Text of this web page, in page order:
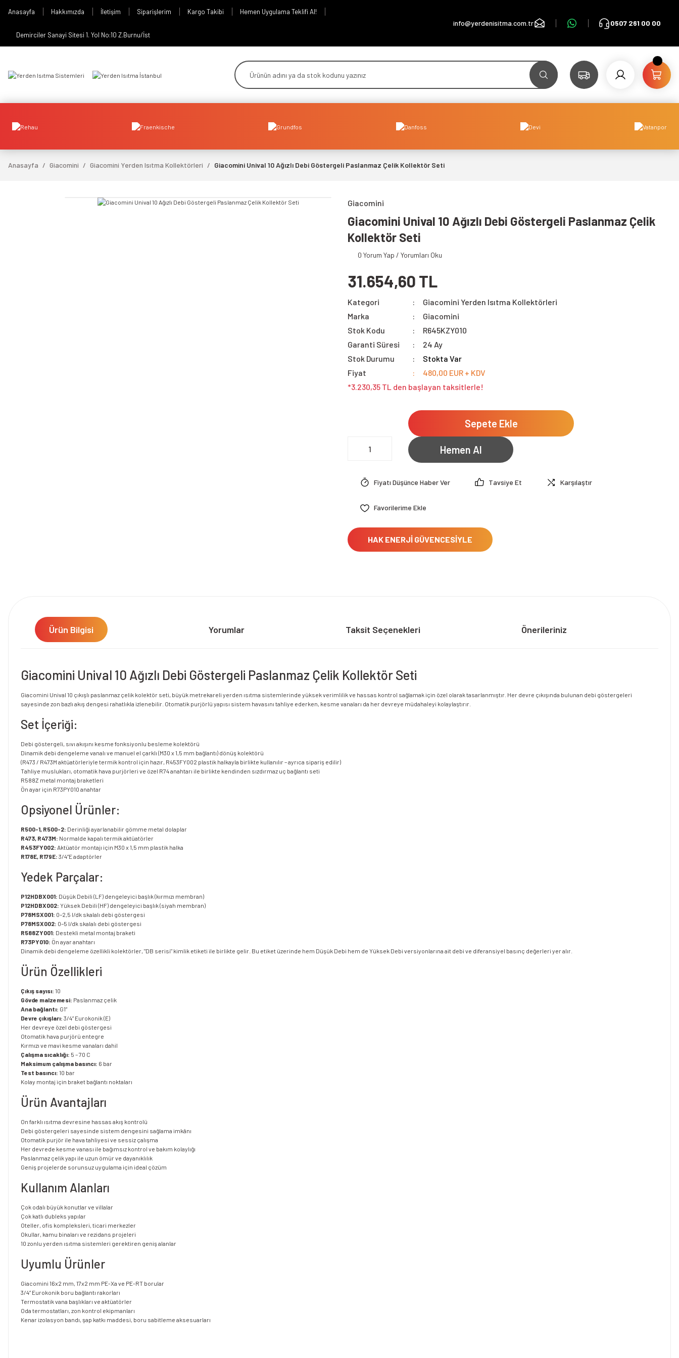
Anasayfa Hakkımızda İletişim Siparişlerim Kargo Takibi Hemen Uygulama Teklifi Al!
Demirciler Sanayi Sitesi 1. Yol No:10 Z.Burnu/İst
info@yerdenisitma.com.tr 0507 261 00 00
Anasayfa Giacomini Giacomini Yerden Isıtma Kollektörleri Giacomini Unival 10 Ağızlı Debi Göstergeli Paslanmaz Çelik Kollektör Seti
Giacomini
Giacomini Unival 10 Ağızlı Debi Göstergeli Paslanmaz Çelik
Kollektör Seti
0 Yorum Yap / Yorumları Oku
31.654,60 TL
Kategori
Giacomini Yerden Isıtma Kollektörleri
Marka
Giacomini
Stok Kodu
R645KZY010
Garanti Süresi
24 Ay
Stok Durumu
Stokta Var
Fiyat
480,00 EUR + KDV
*3.230,35 TL den başlayan taksitlerle!
Sepete Ekle
Hemen Al
Fiyatı Düşünce Haber Ver Tavsiye Et Karşılaştır
HAK ENERJİ GÜVENCESİYLE
Ürün Bilgisi Yorumlar Taksit Seçenekleri Önerileriniz
Giacomini Unival 10 Ağızlı Debi Göstergeli Paslanmaz Çelik Kollektör Seti
Giacomini Unival 10 çıkışlı paslanmaz çelik kolektör seti, büyük metrekareli yerden ısıtma sistemlerinde yüksek verimlilik ve hassas kontrol sağlamak için özel olarak tasarlanmıştır. Her devre çıkışında bulunan debi göstergeleri
sayesinde zon bazlı akış dengesi rahatlıkla izlenebilir. Otomatik purjörlü yapısı sistem havasını tahliye ederken, kesme vanaları da her devreye müdahaleyi kolaylaştırır.
Set İçeriği:
Debi göstergeli, sıvı akışını kesme fonksiyonlu besleme kolektörü
Dinamik debi dengeleme vanalı ve manuel el çarklı (M30 x 1,5 mm bağlantı) dönüş kolektörü
(R473 / R473M aktüatörleriyle termik kontrol için hazır, R453FY002 plastik halkayla birlikte kullanılır – ayrıca sipariş edilir)
Tahliye muslukları, otomatik hava purjörleri ve özel R74 anahtarı ile birlikte kendinden sızdırmaz uç bağlantı seti
R588Z metal montaj braketleri
Ön ayar için R73PY010 anahtar
Opsiyonel Ürünler:
R500-1, R500-2: Derinliği ayarlanabilir gömme metal dolaplar
R473, R473M: Normalde kapalı termik aktüatörler
R453FY002: Aktüatör montajı için M30 x 1,5 mm plastik halka
R178E, R179E: 3/4”E adaptörler
Yedek Parçalar:
P12HDBX001: Düşük Debili (LF) dengeleyici başlık (kırmızı membran)
P12HDBX002: Yüksek Debili (HF) dengeleyici başlık (siyah membran)
P78MSX001: 0–2,5 l/dk skalalı debi göstergesi
P78MSX002: 0–5 l/dk skalalı debi göstergesi
R588ZY001: Destekli metal montaj braketi
R73PY010: Ön ayar anahtarı
Dinamik debi dengeleme özellikli kolektörler, "DB serisi" kimlik etiketi ile birlikte gelir. Bu etiket üzerinde hem Düşük Debi hem de Yüksek Debi versiyonlarına ait debi ve diferansiyel basınç değerleri yer alır.
Ürün Özellikleri
Çıkış sayısı: 10
Gövde malzemesi: Paslanmaz çelik
Ana bağlantı: G1”
Devre çıkışları: 3/4” Eurokonik (E)
Her devreye özel debi göstergesi
Otomatik hava purjörü entegre
Kırmızı ve mavi kesme vanaları dahil
Çalışma sıcaklığı: 5 – 70 C
Maksimum çalışma basıncı: 6 bar
Test basıncı: 10 bar
Kolay montaj için braket bağlantı noktaları
Ürün Avantajları
On farklı ısıtma devresine hassas akış kontrolü
Debi göstergeleri sayesinde sistem dengesini sağlama imkânı
Otomatik purjör ile hava tahliyesi ve sessiz çalışma
Her devrede kesme vanası ile bağımsız kontrol ve bakım kolaylığı
Paslanmaz çelik yapı ile uzun ömür ve dayanıklılık
Geniş projelerde sorunsuz uygulama için ideal çözüm
Kullanım Alanları
Çok odalı büyük konutlar ve villalar
Çok katlı dubleks yapılar
Oteller, ofis kompleksleri, ticari merkezler
Okullar, kamu binaları ve rezidans projeleri
10 zonlu yerden ısıtma sistemleri gerektiren geniş alanlar
Uyumlu Ürünler
Giacomini 16x2 mm, 17x2 mm PE-Xa ve PE-RT borular
3/4” Eurokonik boru bağlantı rakorları
Termostatik vana başlıkları ve aktüatörler
Oda termostatları, zon kontrol ekipmanları
Kenar izolasyon bandı, şap katkı maddesi, boru sabitleme aksesuarları